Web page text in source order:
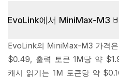
EvoLink에서 MiniMax-M3
EvoLink의 MiniMax-M3 가격
$0.49, 출력 토큰 1M당 약
캐시 읽기는 1M 토큰당 약